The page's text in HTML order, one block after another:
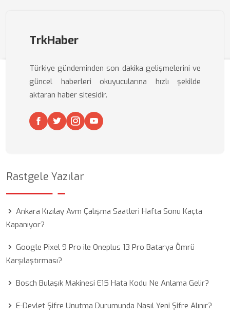
TrkHaber
Türkiye gündeminden son dakika gelişmelerini ve
güncel haberleri okuyucularına hızlı şekilde
aktaran haber sitesidir.
Rastgele Yazılar
Ankara Kızılay Avm Çalışma Saatleri Hafta Sonu Kaçta
Kapanıyor?
Google Pixel 9 Pro ile Oneplus 13 Pro Batarya Ömrü
Karşılaştırması?
Bosch Bulaşık Makinesi E15 Hata Kodu Ne Anlama Gelir?
E-Devlet Şifre Unutma Durumunda Nasıl Yeni Şifre Alınır?